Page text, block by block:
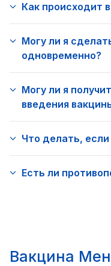
Как происходит
Могу ли я
одновременно?
Могу ли я
введения
Что делать,
Есть ли
Вакцина